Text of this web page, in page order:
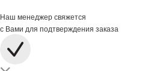
Наш менеджер свяжется
с Вами для подтверждения заказа